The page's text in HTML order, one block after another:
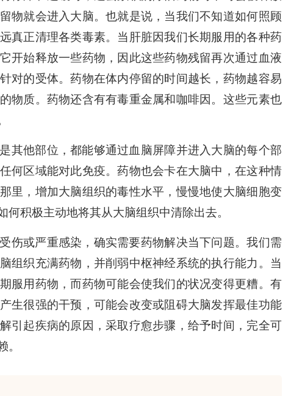
物就会进入大脑。也就是说，当我们不知道如何照顾
真正清理各类毒素。当肝脏因我们长期服用的各种药
开始释放一些药物，因此这些药物残留再次通过血液
对的受体。药物在体内停留的时间越长，药物越容易
物质。药物还含有有毒重金属和咖啡因。这些元素也
其他部位，都能够通过血脑屏障并进入大脑的每个部
何区域能对此免疫。药物也会卡在大脑中，在这种情
里，增加大脑组织的毒性水平，慢慢地使大脑细胞变
积极主动地将其从大脑组织中清除出去。
伤或严重感染，确实需要药物解决当下问题。我们需
组织充满药物，并削弱中枢神经系统的执行能力。当
服用药物，而药物可能会使我们的状况变得更糟。有
生很强的干预，可能会改变或阻碍大脑发挥最佳功能
引起疾病的原因，采取疗愈步骤，给予时间，完全可
。